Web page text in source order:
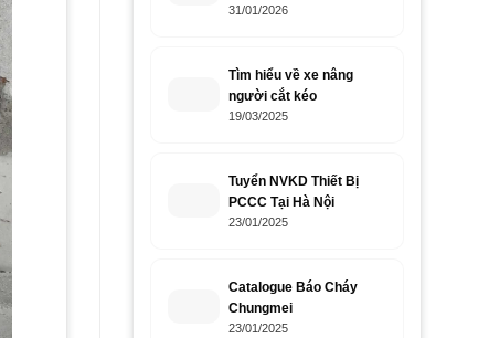
thiết bị nào cần cho lực
31/01/2026
Tìm hiểu về xe nâng
người cắt kéo
19/03/2025
Tuyển NVKD Thiết Bị
PCCC Tại Hà Nội
23/01/2025
Catalogue Báo Cháy
Chungmei
23/01/2025